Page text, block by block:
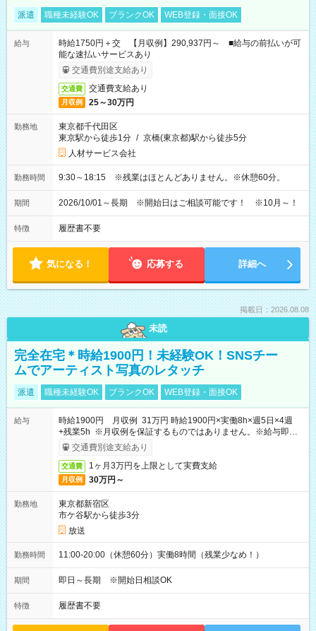
派遣 職種未経験OK ブランクOK WEB登録・面接OK
給与
時給1750円＋交 【月収例】290,937円～ ■給与の前払いが可
能な速払いサービスあり
交通費別途支給あり
交通費 交通費支給あり
月収例 25～30万円
勤務地
東京都千代田区
東京駅から徒歩1分 / 京橋(東京都)駅から徒歩5分
人材サービス会社
勤務時間 9:30～18:15 ※残業はほとんどありません。※休憩60分。
期間 2026/10/01～長期 ※開始日はご相談可能です！ ※10月～！
特徴 履歴書不要
気になる！ 応募する 詳細へ
掲載日：2026.08.08
未読
完全在宅＊時給1900円！未経験OK！SNSチー
ムでアーティスト写真のレタッチ
派遣 職種未経験OK ブランクOK WEB登録・面接OK
給与
時給1900円 月収例 31万円 時給1900円×実働8h×週5日×4週
+残業5h ※月収例を保証するものではありません。※給与即受
取りサービス利用可（利用条件有）
交通費別途支給あり
交通費 1ヶ月3万円を上限として実費支給
月収例 30万円～
勤務地
東京都新宿区
市ケ谷駅から徒歩3分
放送
勤務時間 11:00-20:00（休憩60分）実働8時間（残業少なめ！）
期間 即日～長期 ※開始日相談OK
特徴 履歴書不要